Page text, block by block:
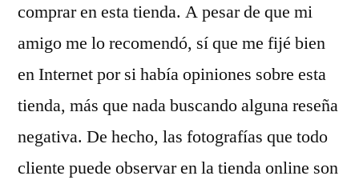
comprar en esta tienda. A pesar de que mi
amigo me lo recomendó, sí que me fijé bien
en Internet por si había opiniones sobre esta
tienda, más que nada buscando alguna reseña
negativa. De hecho, las fotografías que todo
cliente puede observar en la tienda online son